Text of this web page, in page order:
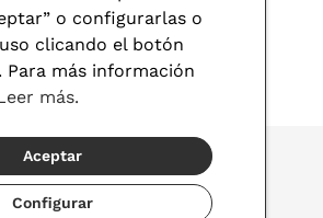
o configurarlas o
clicando el botón
Para más información
más.
Aceptar
Configurar